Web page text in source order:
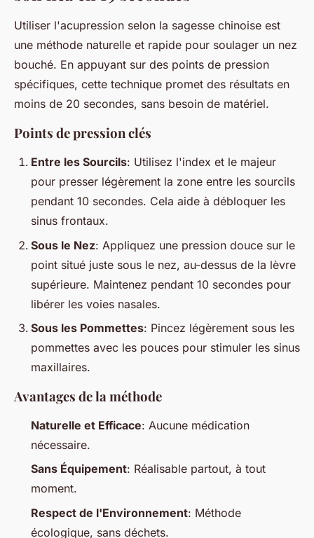
Utiliser l'acupression selon la sagesse chinoise est
une méthode naturelle et rapide pour soulager un nez
bouché. En appuyant sur des points de pression
spécifiques, cette technique promet des résultats en
moins de 20 secondes, sans besoin de matériel.
Points de pression clés
Entre les Sourcils: Utilisez l'index et le majeur
pour presser légèrement la zone entre les sourcils
pendant 10 secondes. Cela aide à débloquer les
sinus frontaux.
Sous le Nez: Appliquez une pression douce sur le
point situé juste sous le nez, au-dessus de la lèvre
supérieure. Maintenez pendant 10 secondes pour
libérer les voies nasales.
Sous les Pommettes: Pincez légèrement sous les
pommettes avec les pouces pour stimuler les sinus
maxillaires.
Avantages de la méthode
Naturelle et Efficace: Aucune médication
nécessaire.
Sans Équipement: Réalisable partout, à tout
moment.
Respect de l'Environnement: Méthode
écologique, sans déchets.